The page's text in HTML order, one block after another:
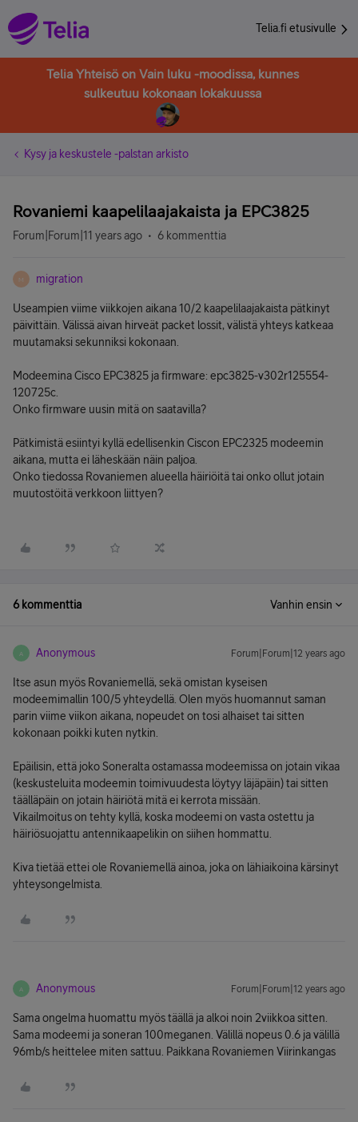
Telia.fi etusivulle
Telia Yhteisö on Vain luku -moodissa, kunnes
sulkeutuu kokonaan lokakuussa
Kysy ja keskustele -palstan arkisto
Rovaniemi kaapelilaajakaista ja EPC3825
Forum|Forum|11 years ago 6 kommenttia
M migration
Useampien viime viikkojen aikana 10/2 kaapelilaajakaista pätkinyt
päivittäin. Välissä aivan hirveät packet lossit, välistä yhteys katkeaa
muutamaksi sekunniksi kokonaan.
Modeemina Cisco EPC3825 ja firmware: epc3825-v302r125554-
120725c.
Onko firmware uusin mitä on saatavilla?
Pätkimistä esiintyi kyllä edellisenkin Ciscon EPC2325 modeemin
aikana, mutta ei läheskään näin paljoa.
Onko tiedossa Rovaniemen alueella häiriöitä tai onko ollut jotain
muutostöitä verkkoon liittyen?
6 kommenttia Vanhin ensin
A Anonymous Forum|Forum|12 years ago
Itse asun myös Rovaniemellä, sekä omistan kyseisen
modeemimallin 100/5 yhteydellä. Olen myös huomannut saman
parin viime viikon aikana, nopeudet on tosi alhaiset tai sitten
kokonaan poikki kuten nytkin.
Epäilisin, että joko Soneralta ostamassa modeemissa on jotain vikaa
(keskusteluita modeemin toimivuudesta löytyy läjäpäin) tai sitten
täälläpäin on jotain häiriötä mitä ei kerrota missään.
Vikailmoitus on tehty kyllä, koska modeemi on vasta ostettu ja
häiriösuojattu antennikaapelikin on siihen hommattu.
Kiva tietää ettei ole Rovaniemellä ainoa, joka on lähiaikoina kärsinyt
yhteysongelmista.
A Anonymous Forum|Forum|12 years ago
Sama ongelma huomattu myös täällä ja alkoi noin 2viikkoa sitten.
Sama modeemi ja soneran 100meganen. Välillä nopeus 0.6 ja välillä
96mb/s heittelee miten sattuu. Paikkana Rovaniemen Viirinkangas